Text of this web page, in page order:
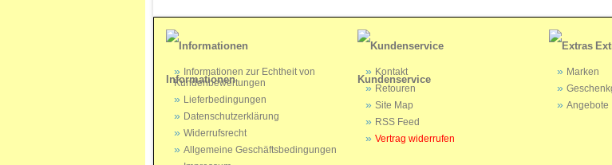
Informationen
Informationen zur Echtheit von
Kundenbewertungen
Lieferbedingungen
Datenschutzerklärung
Widerrufsrecht
Allgemeine Geschäftsbedingungen
Kundenservice
Kontakt
Retouren
Site Map
RSS Feed
Vertrag widerrufen
Marken
Angebote